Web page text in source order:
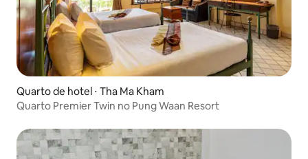
Quarto de hotel ⋅ Tha Ma Kham
Quarto Premier Twin no Pung Waan Resort